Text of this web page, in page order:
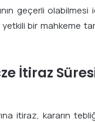
geçerli
yetkili bir mahkeme
İtiraz
itiraz, kararın